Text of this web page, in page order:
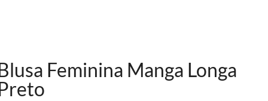
Feminina Manga Longa